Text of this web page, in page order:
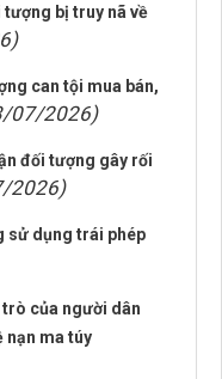
tượng bị truy nã về
can tội mua bán,
07/2026)
đối tượng gây rối
2026)
sử dụng trái phép
trò của người dân
nạn ma túy